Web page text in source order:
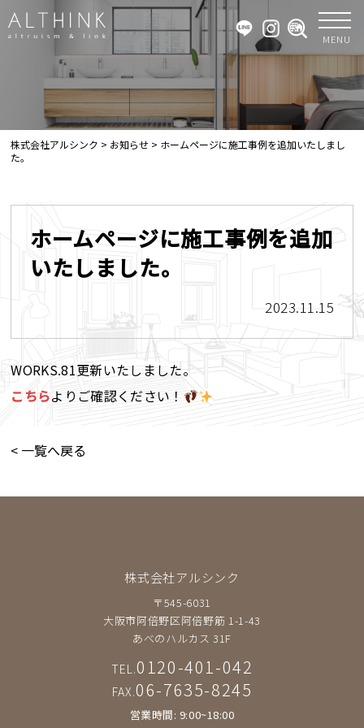
MENU
株式会社アルシンク > お知らせ > ホームページに施工事例を追加いたしまし
た。
ホームページに施工事例を追加
いたしました。
2023.11.15
WORKS.81更新いたしました。
こちらよりご確認ください！
< 一覧へ戻る
株式会社アルシンク
〒545-6031
大阪市阿倍野区阿倍野筋 1-1-43
あべのハルカス 31F
TEL.0120-401-042
FAX.06-7635-8245
営業時間: 9:00~18:00